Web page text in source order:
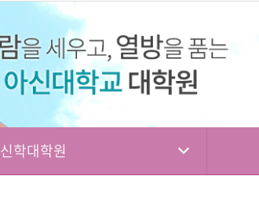
교육대학원
복지대학원
모집요강
일반대학원
신학대학원
선교대학원
교육대학원
상담대학원
다문화교육복지대학원
신학대학원
성경강해학(Th.M.)
목회학석사
문학석사
학칙 및 규정
장학안내
논문심사일정
묻고답하기
신학대학원